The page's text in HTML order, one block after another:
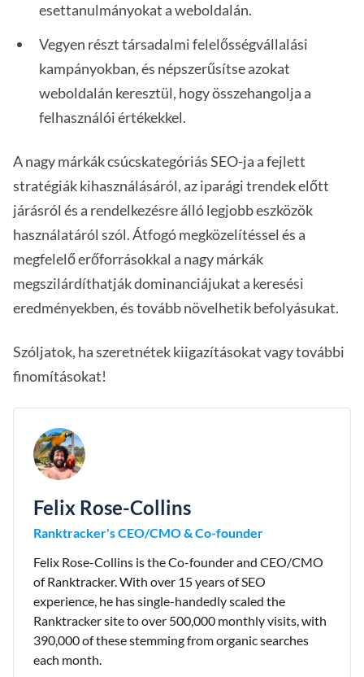
esettanulmányokat a weboldalán.
Vegyen részt társadalmi felelősségvállalási
kampányokban, és népszerűsítse azokat
weboldalán keresztül, hogy összehangolja a
felhasználói értékekkel.
A nagy márkák csúcskategóriás SEO-ja a fejlett
stratégiák kihasználásáról, az iparági trendek előtt
járásról és a rendelkezésre álló legjobb eszközök
használatáról szól. Átfogó megközelítéssel és a
megfelelő erőforrásokkal a nagy márkák
megszilárdíthatják dominanciájukat a keresési
eredményekben, és tovább növelhetik befolyásukat.
Szóljatok, ha szeretnétek kiigazításokat vagy további
finomításokat!
Felix Rose-Collins
Ranktracker's CEO/CMO & Co-founder
Felix Rose-Collins is the Co-founder and CEO/CMO
of Ranktracker. With over 15 years of SEO
experience, he has single-handedly scaled the
Ranktracker site to over 500,000 monthly visits, with
390,000 of these stemming from organic searches
each month.